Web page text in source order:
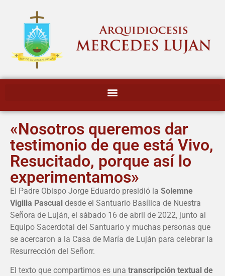
«Nosotros queremos dar
testimonio de que está Vivo,
Resucitado, porque así lo
experimentamos»
El Padre Obispo Jorge Eduardo presidió la Solemne
Vigilia Pascual desde el Santuario Basílica de Nuestra
Señora de Luján, el sábado 16 de abril de 2022, junto al
Equipo Sacerdotal del Santuario y muchas personas que
se acercaron a la Casa de María de Luján para celebrar la
Resurrección del Señorr.
El texto que compartimos es una transcripción textual de